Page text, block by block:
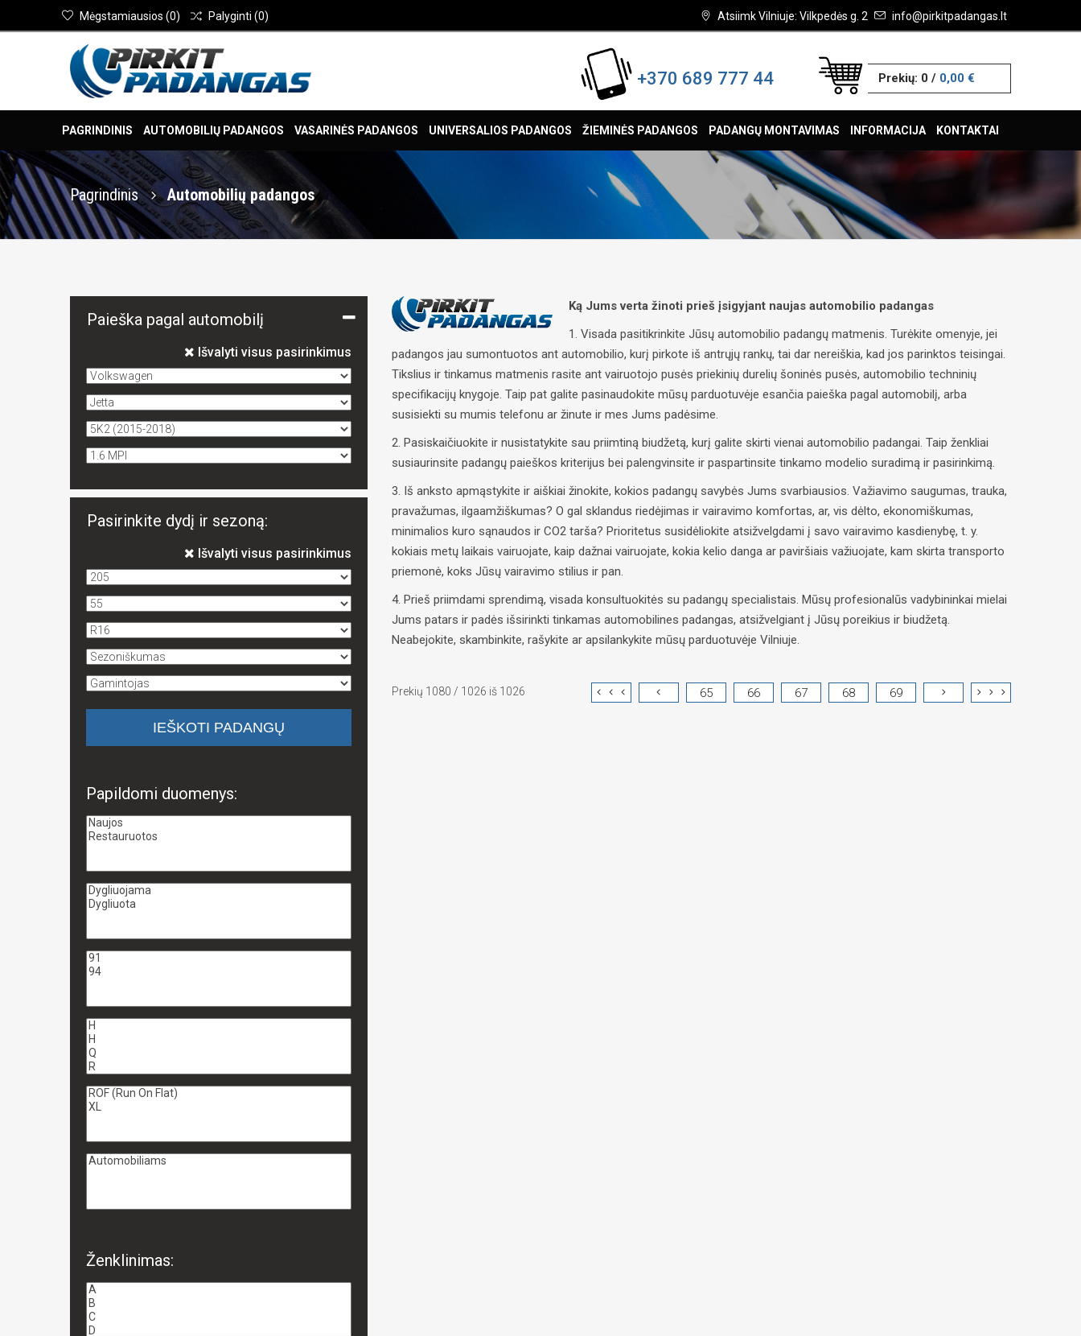
Atsiimk Vilniuje: Vilkpedės g. 2 info@pirkitpadangas.lt
Mėgstamiausios (0) Palyginti (0)
+370 689 777 44 Prekių: 0/ 0,00 €
PAGRINDINIS AUTOMOBILIŲ PADANGOS VASARINĖS PADANGOS UNIVERSALIOS PADANGOS ŽIEMINĖS PADANGOS PADANGŲ MONTAVIMAS INFORMACIJA KONTAKTAI
Pagrindinis Automobilių padangos
Paieška pagal automobilį
Išvalyti visus pasirinkimus
Pasirinkite dydį ir sezoną:
Išvalyti visus pasirinkimus
Papildomi duomenys:
Ženklinimas:
Ką Jums verta žinoti prieš įsigyjant naujas automobilio padangas
1. Visada pasitikrinkite Jūsų automobilio padangų matmenis. Turėkite omenyje, jei
padangos jau sumontuotos ant automobilio, kurį pirkote iš antrųjų rankų, tai dar nereiškia, kad jos parinktos teisingai.
Tikslius ir tinkamus matmenis rasite ant vairuotojo pusės priekinių durelių šoninės pusės, automobilio techninių
specifikacijų knygoje. Taip pat galite pasinaudokite mūsų parduotuvėje esančia paieška pagal automobilį, arba
susisiekti su mumis telefonu ar žinute ir mes Jums padėsime.
2. Pasiskaičiuokite ir nusistatykite sau priimtiną biudžetą, kurį galite skirti vienai automobilio padangai. Taip ženkliai
susiaurinsite padangų paieškos kriterijus bei palengvinsite ir paspartinsite tinkamo modelio suradimą ir pasirinkimą.
3. Iš anksto apmąstykite ir aiškiai žinokite, kokios padangų savybės Jums svarbiausios. Važiavimo saugumas, trauka,
pravažumas, ilgaamžiškumas? O gal sklandus riedėjimas ir vairavimo komfortas, ar, vis dėlto, ekonomiškumas,
minimalios kuro sąnaudos ir CO2 tarša? Prioritetus susidėliokite atsižvelgdami į savo vairavimo kasdienybę, t. y.
kokiais metų laikais vairuojate, kaip dažnai vairuojate, kokia kelio danga ar paviršiais važiuojate, kam skirta transporto
priemonė, koks Jūsų vairavimo stilius ir pan.
4. Prieš priimdami sprendimą, visada konsultuokitės su padangų specialistais. Mūsų profesionalūs vadybininkai mielai
Jums patars ir padės išsirinkti tinkamas automobilines padangas, atsižvelgiant į Jūsų poreikius ir biudžetą.
Neabejokite, skambinkite, rašykite ar apsilankykite mūsų parduotuvėje Vilniuje.
Prekių 1080 / 1026 iš 1026 65 66 67 68 69